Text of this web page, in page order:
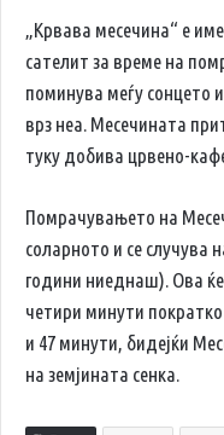
„Крвава месечина“ е
сателит за време на
поминува меѓу сонцето
врз неа. Месечината
туку добива црвено-
Помрачувањето на
соларното и се случува
години ниеднаш). Ова
четири минути
и 47 минути, бидејќи
на земјината сенка.